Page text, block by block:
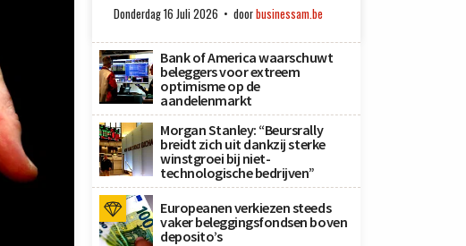
Donderdag 16 Juli 2026 doorbusinessam.be
Bank of America waarschuwt
beleggers voor extreem
optimisme op de
aandelenmarkt
Morgan Stanley: “Beursrally
breidt zich uit dankzij sterke
winstgroei bij niet-
technologische bedrijven”
Europeanen verkiezen steeds
vaker beleggingsfondsen boven
deposito’s